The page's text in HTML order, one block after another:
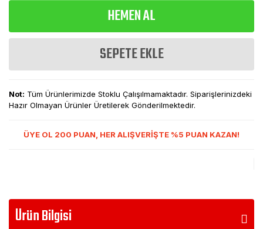
HEMEN AL
SEPETE EKLE
Not: Tüm Ürünlerimizde Stoklu Çalışılmamaktadır. Siparişlerinizdeki
Hazır Olmayan Ürünler Üretilerek Gönderilmektedir.
ÜYE OL 200 PUAN, HER ALIŞVERİŞTE %5 PUAN KAZAN!
Ürün Bilgisi